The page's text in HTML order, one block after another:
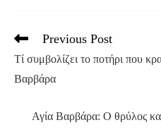
Read
articles
Previous Post
Τί συμβολίζει το ποτήρι που
Βαρβάρα
Αγία Βαρβάρα: Ο θρύλος